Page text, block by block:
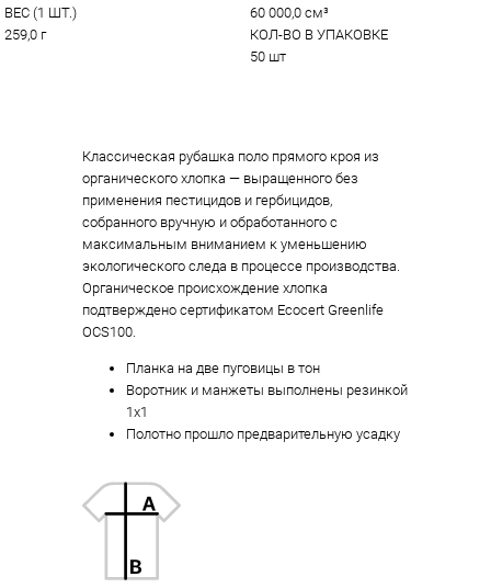
ВЕС (1 ШТ.)
259,0 г
60 000,0 см³
КОЛ-ВО В УПАКОВКЕ
50 шт
Классическая рубашка поло прямого кроя из
органического хлопка — выращенного без
применения пестицидов и гербицидов,
собранного вручную и обработанного с
максимальным вниманием к уменьшению
экологического следа в процессе производства.
Органическое происхождение хлопка
подтверждено сертификатом Ecocert Greenlife
OCS100.
Планка на две пуговицы в тон
Воротник и манжеты выполнены резинкой
1х1
Полотно прошло предварительную усадку